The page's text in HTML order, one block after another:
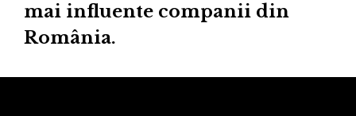
mai influente companii din
România.